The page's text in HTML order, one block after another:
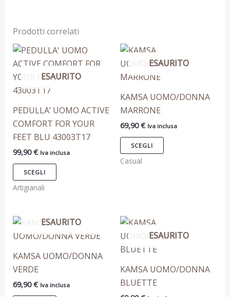
Prodotti correlati
ESAURITO
PEDULLA’ UOMO ACTIVE
COMFORT FOR YOUR
FEET BLU 43003T17
99,90€ Iva inclusa
SCEGLI
Questo
prodotto
ha
Le
opzioni
possono
essere
nella
prodotto
Artigianali
ESAURITO
KAMSA UOMO/DONNA
MARRONE
69,90€ Iva inclusa
SCEGLI
prodotto
varianti.
opzioni
essere
Casual
ESAURITO
KAMSA UOMO/DONNA
VERDE
69,90€ Iva inclusa
Questo
prodotto
più
Le
ESAURITO
KAMSA UOMO/DONNA
BLUETTE
prodotto
varianti.